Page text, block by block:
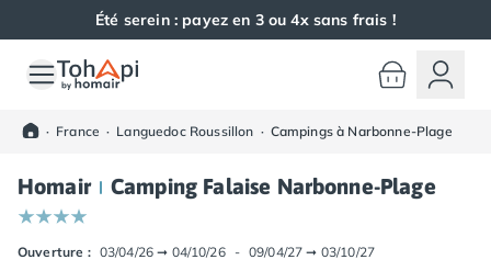
Été serein : payez en 3 ou 4x sans frais !
Toutes nos destinations
Camping Alsace
Camping Haut-Rhin
Camping Colmar
Camping Mulhouse
· France · Languedoc Roussillon · Campings à Narbonne-Plage
Homair Camping Falaise Narbonne-Plage
Ouverture : 03/04/26 ➞ 04/10/26 - 09/04/27 ➞ 03/10/27